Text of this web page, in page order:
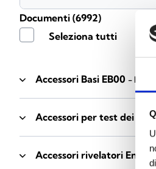
Accessori Basi EB00 -
Accessori per test dei
Accessori rivelatori Enea -
Documenti (6992)
Seleziona tutti